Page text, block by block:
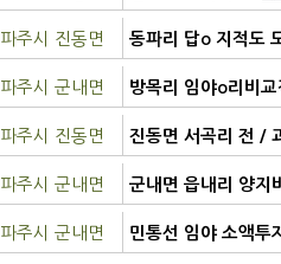
농림지역
파주시 진동면 동파리 답o 지적도
농림지역
파주시 군내면 방목리 임야o리비
농림지역
파주시 진동면 진동면 서곡리 전 /
파주시 군내면 군내면 읍내리 양지
파주시 군내면 민통선 임야 소액투